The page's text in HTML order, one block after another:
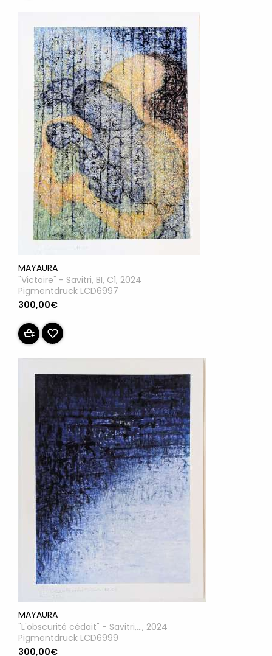
MAYAURA
"Victoire" - Savitri, BI, C1, 2024
Pigmentdruck LCD6997
300,00€
MAYAURA
"L'obscurité cédait" - Savitri,..., 2024
Pigmentdruck LCD6999
300,00€